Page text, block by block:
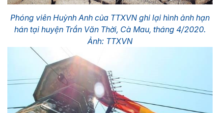
Phóng viên Huỳnh Anh của TTXVN ghi lại hình ảnh hạn
hán tại huyện Trần Văn Thời, Cà Mau, tháng 4/2020.
Ảnh: TTXVN